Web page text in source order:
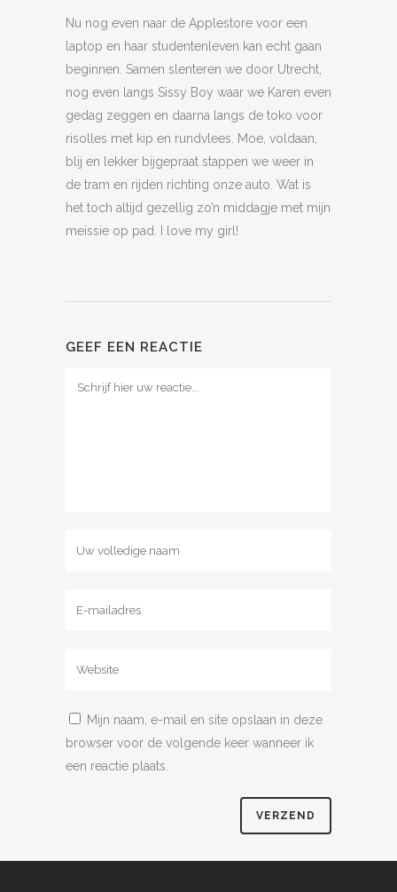
Nu nog even naar de Applestore voor een
laptop en haar studentenleven kan echt gaan
beginnen. Samen slenteren we door Utrecht,
nog even langs Sissy Boy waar we Karen even
gedag zeggen en daarna langs de toko voor
risolles met kip en rundvlees. Moe, voldaan,
blij en lekker bijgepraat stappen we weer in
de tram en rijden richting onze auto. Wat is
het toch altijd gezellig zo’n middagje met mijn
meissie op pad. I love my girl!
GEEF EEN REACTIE
Mijn naam, e-mail en site opslaan in deze
browser voor de volgende keer wanneer ik
een reactie plaats.